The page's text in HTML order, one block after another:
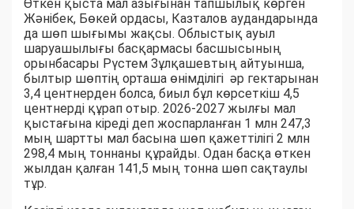
Өткен қыста мал азығынан тапшылық көрген
Жәнібек, Бөкей ордасы, Казталов аудандарында
да шөп шығымы жақсы. Облыстық ауыл
шаруашылығы басқармасы басшысының
орынбасары Рүстем Зұлқашевтың айтуынша,
былтыр шөптің орташа өнімділігі әр гектарынан
3,4 центнерден болса, биыл бұл көрсеткіш 4,5
центнерді құрап отыр. 2026-2027 жылғы мал
қыстағына кіреді деп жоспарланған 1 млн 247,3
мың шартты мал басына шөп қажеттілігі 2 млн
298,4 мың тоннаны құрайды. Одан басқа өткен
жылдан қалған 141,5 мың тонна шөп сақтаулы
тұр.